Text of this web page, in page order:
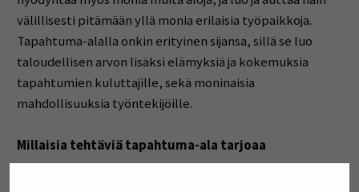
välillisesti pitämään yllä monia erilaisia työpaikkoja.
Tapahtuma-alalla onkin erityinen sijansa, sillä se luo
taloudellisen arvon lisäksi elämyksiä ja kokemuksia
tapahtumien kuluttajille, sekä moninaisia
mahdollisuuksia työntekijöille.
Millaisia tehtäviä tapahtuma-ala tarjoaa